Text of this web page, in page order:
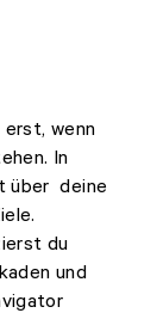
erst, wenn
In
über deine
du
und